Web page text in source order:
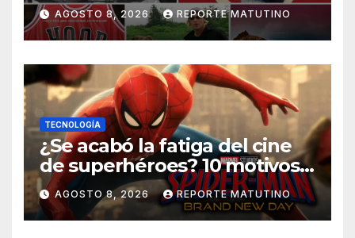
AGOSTO 8, 2026 REPORTE MATUTINO
TECNOLOGÍA
¿Se acabó la fatiga del cine
de superhéroes? 10 motivos
por los que ‘Spider-Man:
Brand New Day» desmiente
esa teoría
AGOSTO 8, 2026 REPORTE MATUTINO